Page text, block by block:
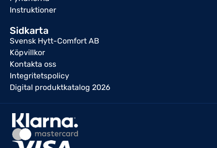
Instruktioner
Sidkarta
Svensk Hytt-Comfort AB
Köpvillkor
Kontakta oss
Integritetspolicy
Digital produktkatalog 2026